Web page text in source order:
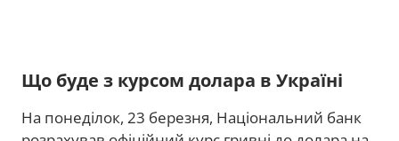
Що буде з курсом долара в Україні
На понеділок, 23 березня, Національний банк